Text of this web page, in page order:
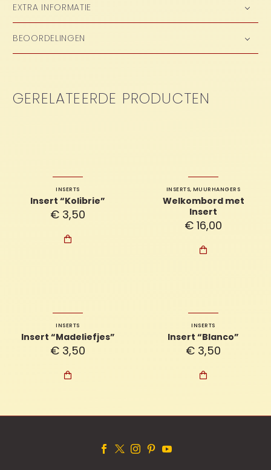
EXTRA INFORMATIE
BEOORDELINGEN
GERELATEERDE PRODUCTEN
INSERTS
Insert “Kolibrie”
€ 3,50

INSERTS,MUURHANGERS
Welkombord met
Insert
€ 16,00

INSERTS
Insert “Madeliefjes”
€ 3,50

INSERTS
Insert “Blanco”
€ 3,50
